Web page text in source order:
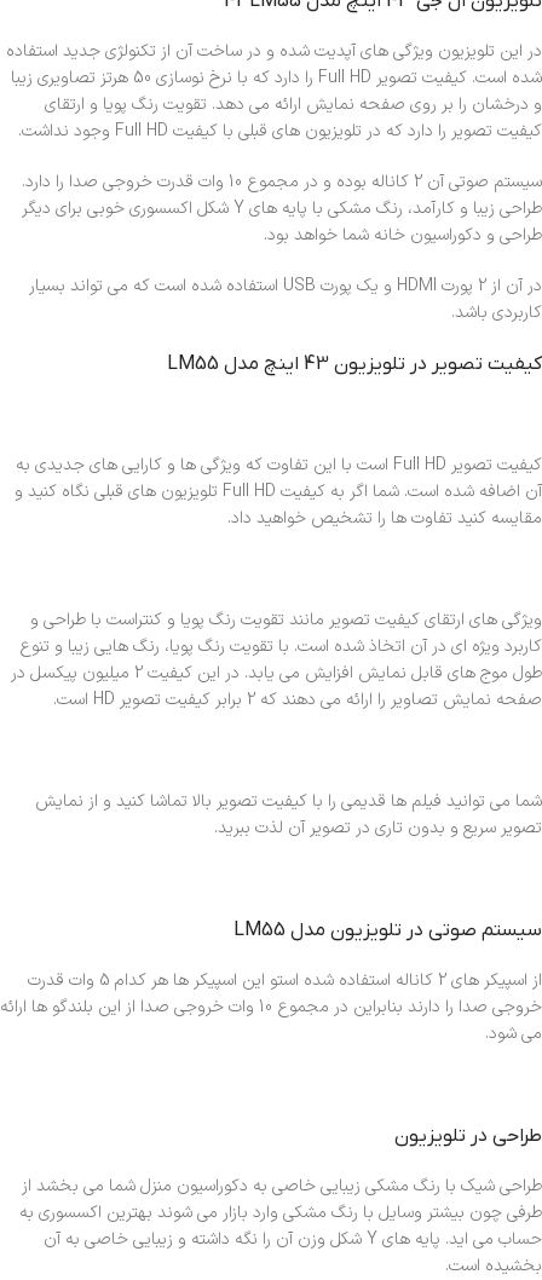
در این تلویزیون ویژگی های آپدیت شده و در ساخت آن از تکنولژی جدید استفاده
شده است. کیفیت تصویر Full HD را دارد که با نرخ نوسازی 50 هرتز تصاویری زیبا
و درخشان را بر روی صفحه نمایش ارائه می دهد. تقویت رنگ پویا و ارتقای
کیفیت تصویر را دارد که در تلویزیون های قبلی با کیفیت Full HD وجود نداشت.
سیستم صوتی آن 2 کاناله بوده و در مجموع 10 وات قدرت خروجی صدا را دارد.
طراحی زیبا و کارآمد، رنگ مشکی با پایه های Y شکل اکسسوری خوبی برای دیگر
طراحی و دکوراسیون خانه شما خواهد بود.
در آن از 2 پورت HDMI و یک پورت USB استفاده شده است که می تواند بسیار
کاربردی باشد.
کیفیت تصویر در تلویزیون 43 اینچ مدل LM55
کیفیت تصویر Full HD است با این تفاوت که ویژگی ها و کارایی های جدیدی به
آن اضافه شده است. شما اگر به کیفیت Full HD تلویزیون های قبلی نگاه کنید و
مقایسه کنید تفاوت ها را تشخیص خواهید داد.
ویژگی های ارتقای کیفیت تصویر مانند تقویت رنگ پویا و کنتراست با طراحی و
کاربرد ویژه ای در آن اتخاذ شده است. با تقویت رنگ پویا، رنگ هایی زیبا و تنوع
طول موج های قابل نمایش افزایش می یابد. در این کیفیت 2 میلیون پیکسل در
صفحه نمایش تصاویر را ارائه می دهند که 2 برابر کیفیت تصویر HD است.
شما می توانید فیلم ها قدیمی را با کیفیت تصویر بالا تماشا کنید و از نمایش
تصویر سریع و بدون تاری در تصویر آن لذت ببرید.
سیستم صوتی در تلویزیون مدل LM55
از اسپیکر های 2 کاناله استفاده شده استو این اسپیکر ها هر کدام 5 وات قدرت
خروجی صدا را دارند بنابراین در مجموع 10 وات خروجی صدا از این بلندگو ها ارائه
می شود.
طراحی در تلویزیون
طراحی شیک با رنگ مشکی زیبایی خاصی به دکوراسیون منزل شما می بخشد از
طرفی چون بیشتر وسایل با رنگ مشکی وارد بازار می شوند بهترین اکسسوری به
حساب می اید. پایه های Y شکل وزن آن را نگه داشته و زیبایی خاصی به آن
بخشیده است.